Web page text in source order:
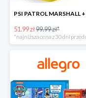
51.99 zł99.99 zł*